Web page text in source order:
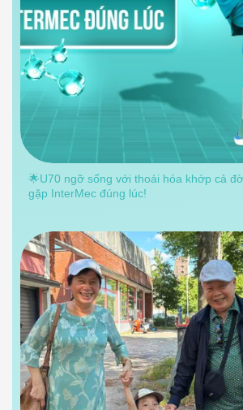
🌟U70 ngỡ sống với thoái hóa khớp cả
gặp InterMec đúng lúc!